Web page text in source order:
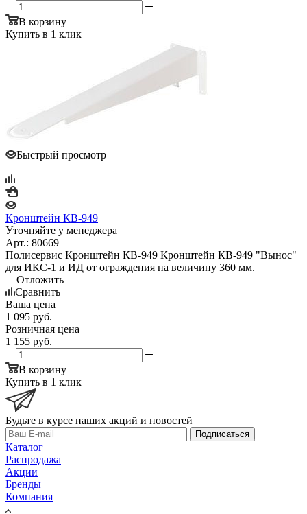
В корзину
Купить в 1 клик
Быстрый просмотр
Кронштейн КВ-949
Уточняйте у менеджера
Арт.: 80669
Полисервис Кронштейн КВ-949 Кронштейн КВ-949 "Вынос"
для ИКС-1 и ИД от ограждения на величину 360 мм.
Отложить
Сравнить
Ваша цена
1 095 руб.
Розничная цена
1 155 руб.
В корзину
Купить в 1 клик
Будьте в курсе наших акций и новостей
Подписаться
Каталог
Распродажа
Акции
Бренды
Компания